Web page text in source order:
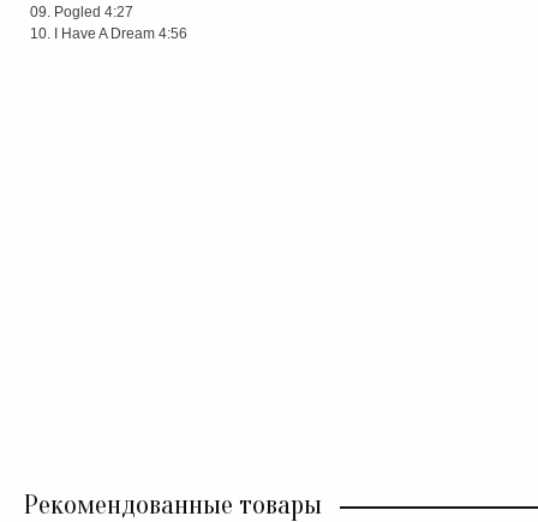
Pogled 4:27
I Have A Dream 4:56
Рекомендованные товары